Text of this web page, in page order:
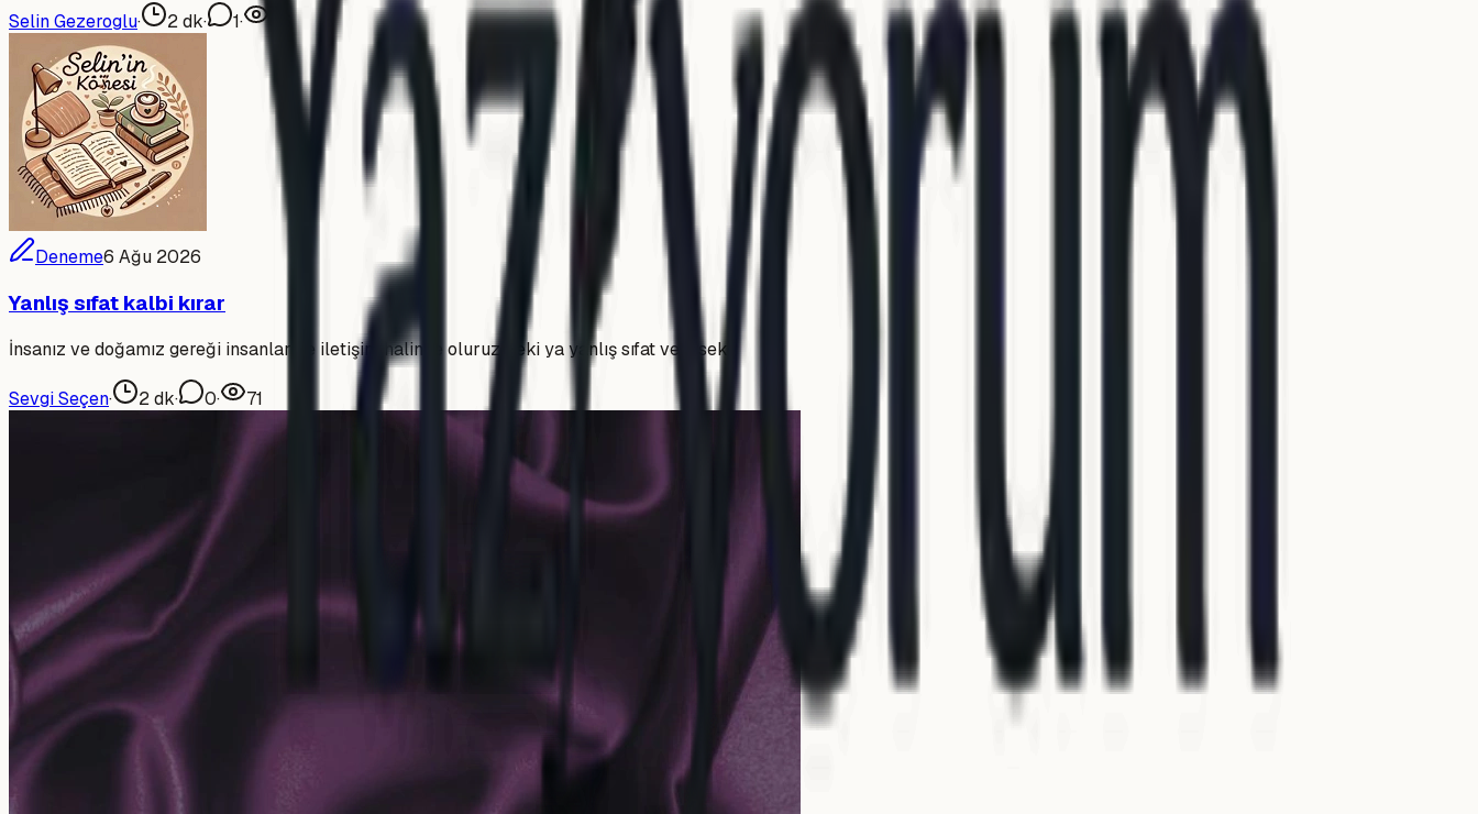
Selin Gezeroglu· 2dk· 1·
Deneme6 Ağu 2026
Yanlış sıfat kalbi kırar
İnsanız ve doğamız gereği insanlar ile iletişim halinde oluruz peki ya yanlış sıfat verirsek?
Sevgi Seçen· 2dk· 0· 71